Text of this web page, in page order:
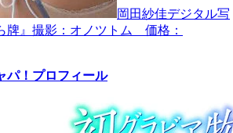
岡田紗佳デジタル写
牌』撮影：オノツトム 価格：
パ！プロフィール